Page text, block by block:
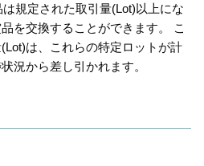
規定された取引量(Lot)以上にな
を交換することができます。 こ
は、これらの特定ロットが計
況から差し引かれます。